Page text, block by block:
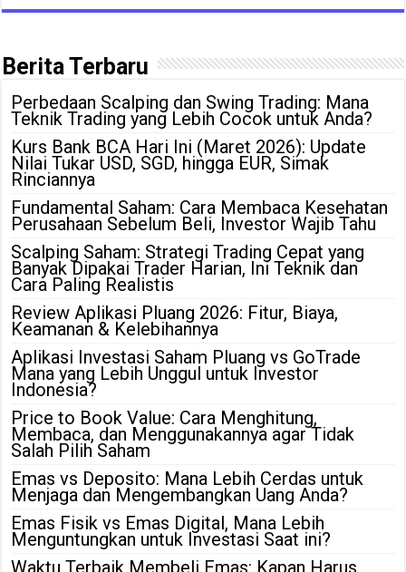
Berita Terbaru
Perbedaan Scalping dan Swing Trading: Mana
Teknik Trading yang Lebih Cocok untuk Anda?
Kurs Bank BCA Hari Ini (Maret 2026): Update
Nilai Tukar USD, SGD, hingga EUR, Simak
Rinciannya
Fundamental Saham: Cara Membaca Kesehatan
Perusahaan Sebelum Beli, Investor Wajib Tahu
Scalping Saham: Strategi Trading Cepat yang
Banyak Dipakai Trader Harian, Ini Teknik dan
Cara Paling Realistis
Review Aplikasi Pluang 2026: Fitur, Biaya,
Keamanan & Kelebihannya
Aplikasi Investasi Saham Pluang vs GoTrade
Mana yang Lebih Unggul untuk Investor
Indonesia?
Price to Book Value: Cara Menghitung,
Membaca, dan Menggunakannya agar Tidak
Salah Pilih Saham
Emas vs Deposito: Mana Lebih Cerdas untuk
Menjaga dan Mengembangkan Uang Anda?
Emas Fisik vs Emas Digital, Mana Lebih
Menguntungkan untuk Investasi Saat ini?
Waktu Terbaik Membeli Emas: Kapan Harus